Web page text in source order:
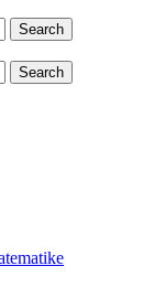
Search
Search